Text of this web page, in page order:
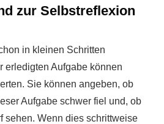
zur Selbstreflexion
in kleinen Schritten
erledigten Aufgabe können
Sie können angeben, ob
Aufgabe schwer fiel und, ob
sehen. Wenn dies schrittweise